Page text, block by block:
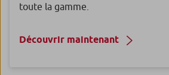
toute la gamme.
Découvrir maintenant